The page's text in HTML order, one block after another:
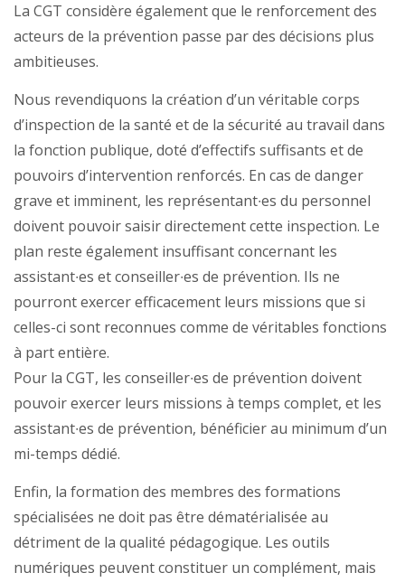
La CGT considère également que le renforcement des
acteurs de la prévention passe par des décisions plus
ambitieuses.
Nous revendiquons la création d’un véritable corps
d’inspection de la santé et de la sécurité au travail dans
la fonction publique, doté d’effectifs suffisants et de
pouvoirs d’intervention renforcés. En cas de danger
grave et imminent, les représentant∙es du personnel
doivent pouvoir saisir directement cette inspection. Le
plan reste également insuffisant concernant les
assistant∙es et conseiller∙es de prévention. Ils ne
pourront exercer efficacement leurs missions que si
celles-ci sont reconnues comme de véritables fonctions
à part entière.
Pour la CGT, les conseiller∙es de prévention doivent
pouvoir exercer leurs missions à temps complet, et les
assistant∙es de prévention, bénéficier au minimum d’un
mi-temps dédié.
Enfin, la formation des membres des formations
spécialisées ne doit pas être dématérialisée au
détriment de la qualité pédagogique. Les outils
numériques peuvent constituer un complément, mais